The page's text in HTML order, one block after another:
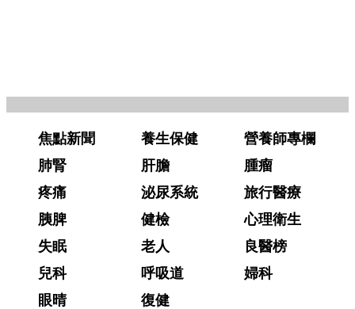
焦點新聞 養生保健
營養師專欄
肺腎
肝膽
腫瘤
疼痛
泌尿系統
旅行醫療
胰脾
健檢
心理衛生
失眠
老人
良醫榜
兒科
呼吸道
婦科
眼晴
復健